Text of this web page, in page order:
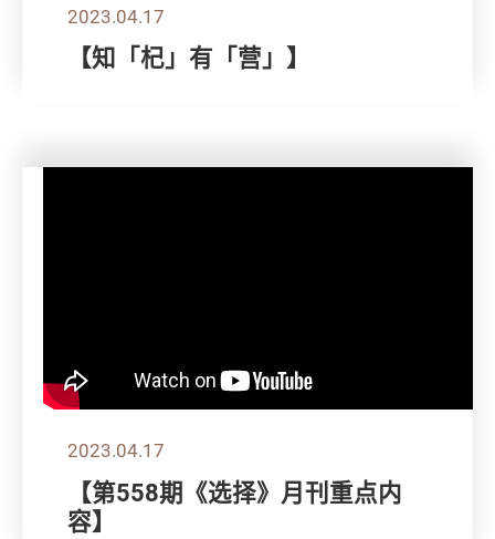
2023.04.17
【知「杞」有「营」】
2023.04.17
【第558期《选择》月刊重点内
容】